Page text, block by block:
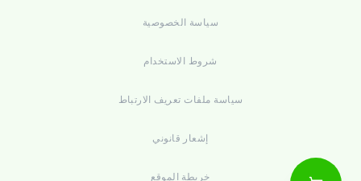
سياسة الخصوصية
شروط الاستخدام
سياسة ملفات تعريف الارتباط
إشعار قانوني
خريطة الموقع